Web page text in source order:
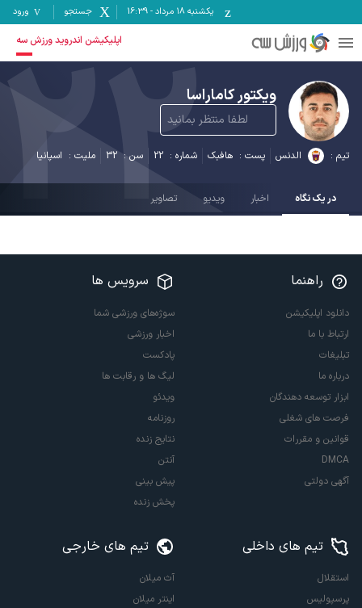
یکشنبه ۱۸ مرداد -
16:39 جستجو ورود
اپلیکیشن اندروید ورزش سه
ویکتور کاماراسا
لطفا منتظر بمانید
تیم : الدنس پست : هافبک شماره : 22 سن : 32 ملیت : اسپانیا
22 در یک نگاه اخبار ویدیو تصاویر
راهنما
دانلود اپلیکیشن
ارتباط با ما
تبلیغات
درباره ما
ابزار توسعه دهندگان
فرصت های شغلی
قوانین و مقررات
DMCA
آگهی دولتی
سرویس ها
سوژه‌های ورزشی شما
اخبار ورزشی
پادکست
لیگ ها و رقابت ها
ویدئو
روزنامه
نتایج زنده
آنتن
پیش بینی
پخش زنده
تیم های داخلی
استقلال
پرسپولیس
تیم های خارجی
آث میلان
اینتر میلان